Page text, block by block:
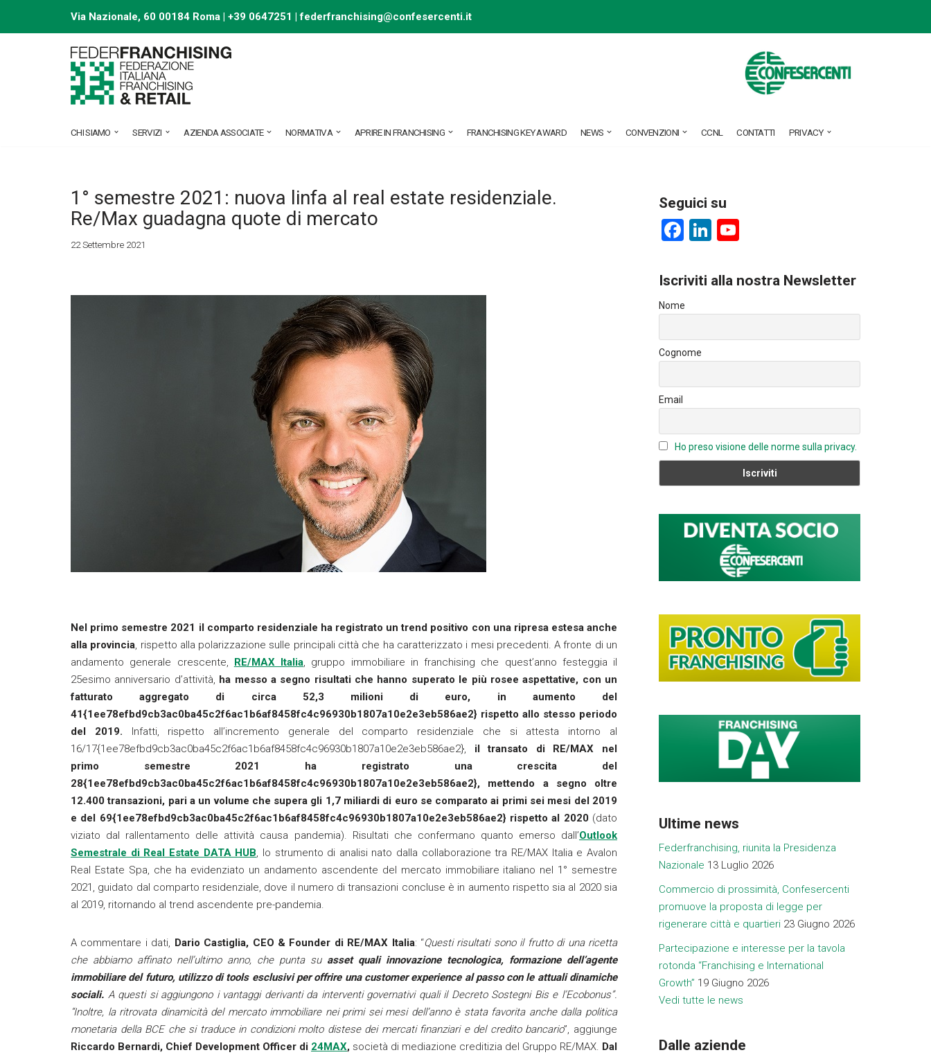
Vai
Via Nazionale, 60 00184 Roma | +39 0647251 |federfranchising@confesercenti.it
CHI SIAMO SERVIZI AZIENDA ASSOCIATE NORMATIVA APRIRE IN FRANCHISING FRANCHISING KEY AWARD NEWS CONVENZIONI CCNL CONTATTI PRIVACY
1° semestre 2021: nuova linfa al real estate residenziale.
Re/Max guadagna quote di mercato
22 Settembre 2021
Nel primo semestre 2021 il comparto residenziale ha registrato un trend positivo con una ripresa estesa anche
alla provincia, rispetto alla polarizzazione sulle principali città che ha caratterizzato i mesi precedenti. A fronte di un
andamento generale crescente, RE/MAX Italia, gruppo immobiliare in franchising che quest’anno festeggia il
25esimo anniversario d’attività, ha messo a segno risultati che hanno superato le più rosee aspettative, con un
fatturato aggregato di circa 52,3 milioni di euro, in aumento del
41{1ee78efbd9cb3ac0ba45c2f6ac1b6af8458fc4c96930b1807a10e2e3eb586ae2} rispetto allo stesso periodo
del 2019. Infatti, rispetto all’incremento generale del comparto residenziale che si attesta intorno al
16/17{1ee78efbd9cb3ac0ba45c2f6ac1b6af8458fc4c96930b1807a10e2e3eb586ae2}, il transato di RE/MAX nel
primo semestre 2021 ha registrato una crescita del
28{1ee78efbd9cb3ac0ba45c2f6ac1b6af8458fc4c96930b1807a10e2e3eb586ae2}, mettendo a segno oltre
12.400 transazioni, pari a un volume che supera gli 1,7 miliardi di euro se comparato ai primi sei mesi del 2019
e del 69{1ee78efbd9cb3ac0ba45c2f6ac1b6af8458fc4c96930b1807a10e2e3eb586ae2} rispetto al 2020(dato
viziato dal rallentamento delle attività causa pandemia). Risultati che confermano quanto emerso dall’Outlook
Semestrale di Real Estate DATA HUB, lo strumento di analisi nato dalla collaborazione tra RE/MAX Italia e Avalon
Real Estate Spa, che ha evidenziato un andamento ascendente del mercato immobiliare italiano nel 1° semestre
2021, guidato dal comparto residenziale, dove il numero di transazioni concluse è in aumento rispetto sia al 2020 sia
al 2019, ritornando al trend ascendente pre-pandemia.
A commentare i dati, Dario Castiglia, CEO & Founder di RE/MAX Italia: “Questi risultati sono il frutto di una ricetta
che abbiamo affinato nell’ultimo anno, che punta su asset quali innovazione tecnologica, formazione dell’agente
immobiliare del futuro, utilizzo di tools esclusivi per offrire una customer experience al passo con le attuali dinamiche
sociali. A questi si aggiungono i vantaggi derivanti da interventi governativi quali il Decreto Sostegni Bis e l’Ecobonus”.
“Inoltre, la ritrovata dinamicità del mercato immobiliare nei primi sei mesi dell’anno è stata favorita anche dalla politica
monetaria della BCE che si traduce in condizioni molto distese dei mercati finanziari e del credito bancario”, aggiunge
Riccardo Bernardi, Chief Development Officer di 24MAX, società di mediazione creditizia del Gruppo RE/MAX. Dal
Seguici su
F
ce
o
ok
Li
e
n
u
u
b
e
C
h
a
n
n
Iscriviti alla nostra Newsletter
Nome
Cognome
Email
Ho preso visione delle norme sulla privacy.
Ultime news
Federfranchising, riunita la Presidenza
Nazionale 13 Luglio 2026
Commercio di prossimità, Confesercenti
promuove la proposta di legge per
rigenerare città e quartieri 23 Giugno 2026
Partecipazione e interesse per la tavola
rotonda “Franchising e International
Growth” 19 Giugno 2026
Vedi tutte le news
Dalle aziende